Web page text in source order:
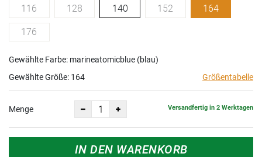
116 128 140 152 164
176
Gewählte Farbe: marineatomicblue (blau)
Gewählte Größe: 164 Größentabelle
Menge Versandfertig in 2 Werktagen
IN DEN WARENKORB